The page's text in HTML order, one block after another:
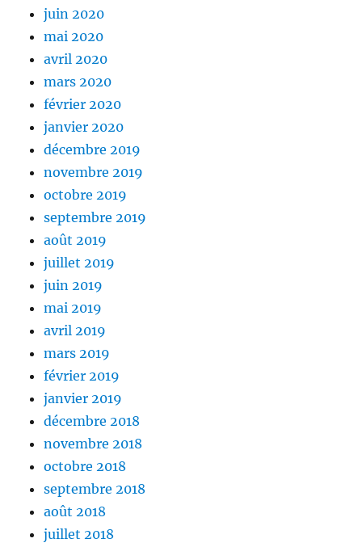
juin 2020
mai 2020
avril 2020
mars 2020
février 2020
janvier 2020
décembre 2019
novembre 2019
octobre 2019
septembre 2019
août 2019
juillet 2019
juin 2019
mai 2019
avril 2019
mars 2019
février 2019
janvier 2019
décembre 2018
novembre 2018
octobre 2018
septembre 2018
août 2018
juillet 2018